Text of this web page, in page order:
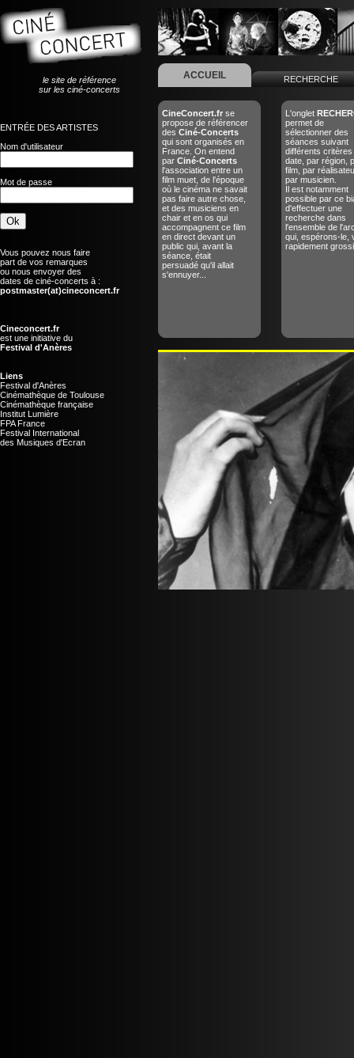
le site de référence
sur les ciné-concerts
ENTRÉE DES ARTISTES
Nom d'utilisateur
Mot de passe
Vous pouvez nous faire
part de vos remarques
ou nous envoyer des
dates de ciné-concerts à :
postmaster(at)cineconcert.fr
Cineconcert.fr
est une initiative du
Festival d'Anères
Liens
Festival d'Anères
Cinémathèque de Toulouse
Cinémathèque française
Institut Lumière
FPA France
Festival International
des Musiques d'Ecran
ACCUEIL RECHERCHE
CineConcert.fr se
propose de référencer
des Ciné-Concerts
qui sont organisés en
France. On entend
par Ciné-Concerts
l'association entre un
film muet, de l'époque
où le cinéma ne savait
pas faire autre chose,
et des musiciens en
chair et en os qui
accompagnent ce film
en direct devant un
public qui, avant la
séance, était
persuadé qu'il allait
s'ennuyer...
L'onglet
permet de
sélectionner des
séances suivant
différents critères
date, par région,
film, par
par musicien.
Il est notamment
possible par ce
d'effectuer une
recherche dans
l'ensemble de
qui, espérons-le,
rapidement